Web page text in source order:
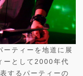
ーティーを地道に展
ーとして2000年代
するパーティーの